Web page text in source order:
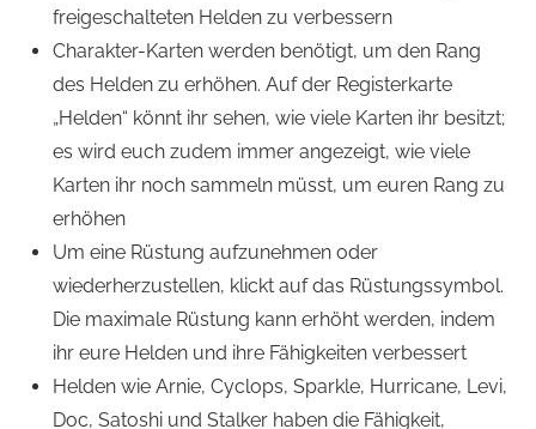
freigeschalteten Helden zu verbessern
Charakter-Karten werden benötigt, um den Rang
des Helden zu erhöhen. Auf der Registerkarte
„Helden“ könnt ihr sehen, wie viele Karten ihr besitzt;
es wird euch zudem immer angezeigt, wie viele
Karten ihr noch sammeln müsst, um euren Rang zu
erhöhen
Um eine Rüstung aufzunehmen oder
wiederherzustellen, klickt auf das Rüstungssymbol.
Die maximale Rüstung kann erhöht werden, indem
ihr eure Helden und ihre Fähigkeiten verbessert
Helden wie Arnie, Cyclops, Sparkle, Hurricane, Levi,
Doc, Satoshi und Stalker haben die Fähigkeit,